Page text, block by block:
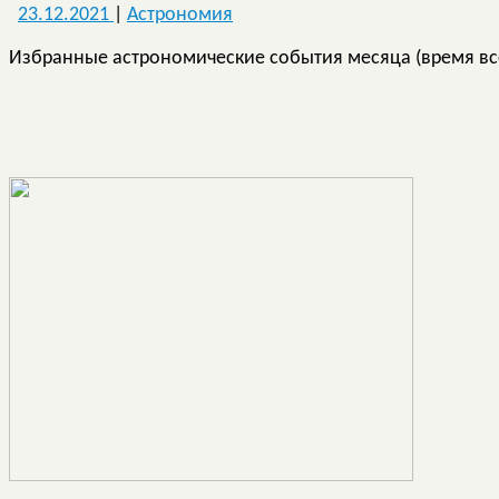
23.12.2021 Астрономия
Избранные астрономические